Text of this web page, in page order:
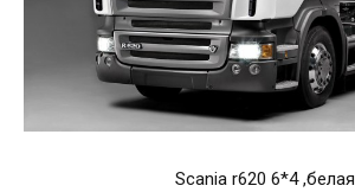
Scania r620 6*4 ,белая